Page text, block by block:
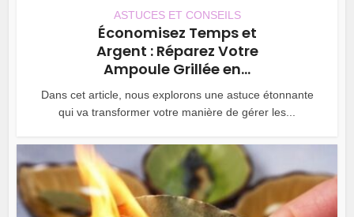
ASTUCES ET CONSEILS
Économisez Temps et
Argent : Réparez Votre
Ampoule Grillée en...
Dans cet article, nous explorons une astuce étonnante
qui va transformer votre manière de gérer les...